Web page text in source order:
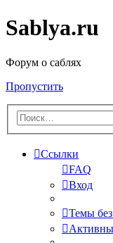
Sablya.ru
Форум о саблях
Пропустить
Ссылки
FAQ
Вход
Темы без